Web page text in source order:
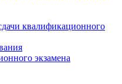
квалификационного
экзамена